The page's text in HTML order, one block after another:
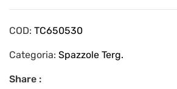
COD: TC650530
Categoria: Spazzole Terg.
Share :